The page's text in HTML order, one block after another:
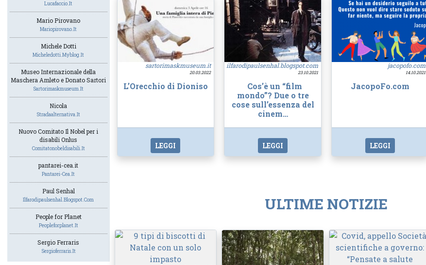
Lucafaccio.it
Mario Pirovano
Mariopirovano.it
Michele Dotti
Micheledotti.myblog.it
Museo Internazionale della
Maschera Amleto e Donato Sartori
Sartorimaskmuseum.it
Nicola
Stradaalternativa.it
Nuovo Comitato Il Nobel per i
disabili Onlus
Comitatonobeldisabili.it
pantarei-cea.it
Pantarei-Cea.it
Paul Senhal
Ilfarodipaulsenhal.blogspot.com
People for Planet
Peopleforplanet.it
Sergio Ferraris
Sergioferraris.it
sartorimaskmuseum.it
20.03.2022
L’Orecchio di Dioniso
LEGGI
ilfarodipaulsenhal.blogspot.com
23.10.2021
Cos’è un “film
mondo”? Due o tre
cose sull’essenza del
cinem…
LEGGI
jacopofo.com
14.10.2021
JacopoFo.com
LEGGI
ULTIME NOTIZIE